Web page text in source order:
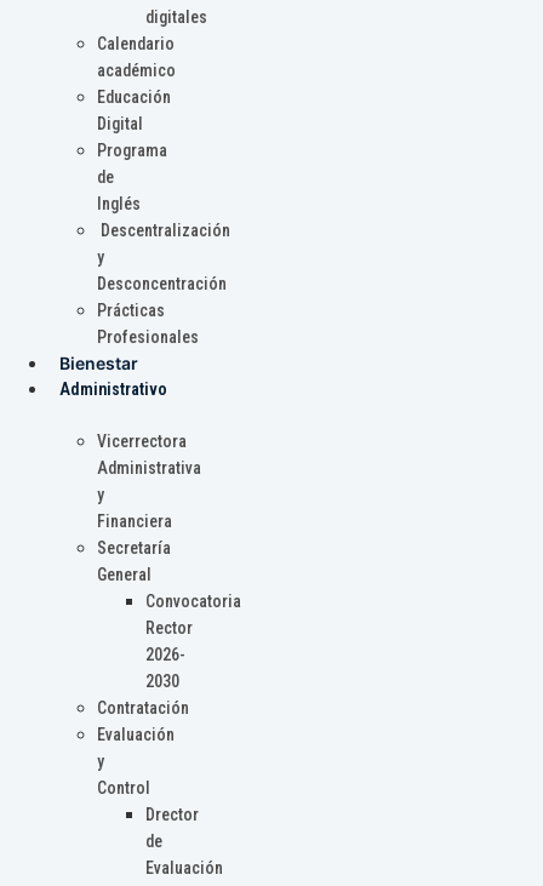
digitales
Calendario
académico
Educación
Digital
Programa
de
Inglés
Descentralización
y
Desconcentración
Prácticas
Profesionales
Bienestar
Administrativo
Vicerrectora
Administrativa
y
Financiera
Secretaría
General
Convocatoria
Rector
2026-
2030
Contratación
Evaluación
y
Control
Drector
de
Evaluación